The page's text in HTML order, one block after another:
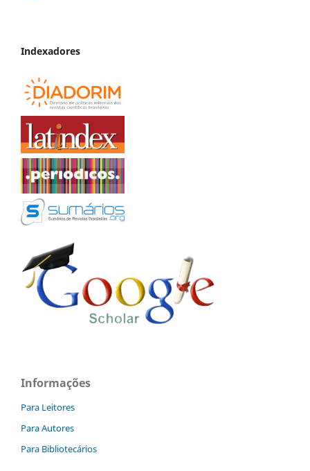
Indexadores
Informações
Para Leitores
Para Autores
Para Bibliotecários